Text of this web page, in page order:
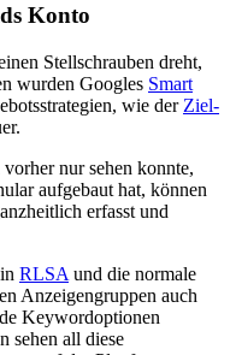
Konto
Stellschrauben dreht,
wurden Googles Smart
wie der Ziel-
nur sehen konnte,
aufgebaut hat, können
erfasst und
RLSA und die normale
Anzeigengruppen auch
Keywordoptionen
sehen all diese